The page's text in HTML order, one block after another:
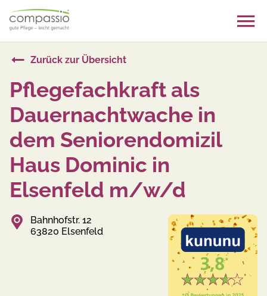
content
Zurück zur Übersicht
Pflegefachkraft als
Dauernachtwache in
dem Seniorendomizil
Haus Dominic in
Elsenfeld m/w/d
Bahnhofstr. 12
63820 Elsenfeld